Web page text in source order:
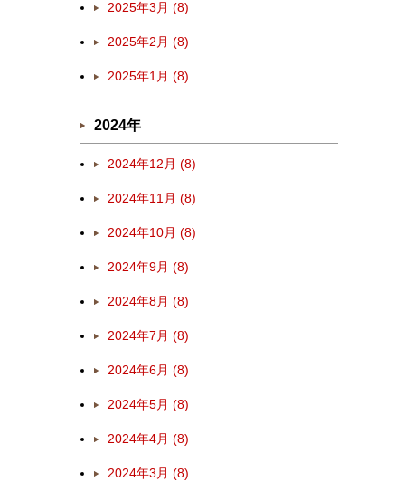
2025年3月 (8)
2025年2月 (8)
2025年1月 (8)
2024年
2024年12月 (8)
2024年11月 (8)
2024年10月 (8)
2024年9月 (8)
2024年8月 (8)
2024年7月 (8)
2024年6月 (8)
2024年5月 (8)
2024年4月 (8)
2024年3月 (8)